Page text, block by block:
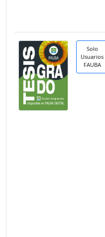
Solo
Usuarios
FAUBA